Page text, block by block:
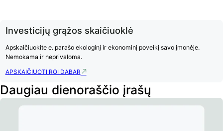
Investicijų grąžos skaičiuoklė
Apskaičiuokite e. parašo ekologinį ir ekonominį poveikį savo įmonėje.
Nemokama ir neprivaloma.
APSKAIČIUOTI ROI DABAR
Daugiau dienoraščio įrašų